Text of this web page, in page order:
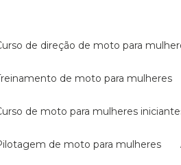
curso de direção de moto para
treinamento de moto para mulheres
curso de moto para mulheres
pilotagem de moto para mulheres